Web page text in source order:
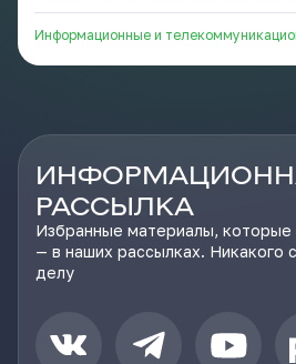
приложения интервального
чтобы тратить по 5 минут на
которой он наткнулся но новое
Информационные и
РАССЫЛКА
Избранные материалы, которые
— в наших рассылках. Никакого
делу